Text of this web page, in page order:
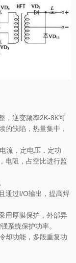
，逆变频率2K-8K可
的缺陷，热量集中，
流，定电压，定功
电阻，占空比进行监
通过I/O输出，提高焊
用厚膜保护，外部异
系统保护功率。
却功能，多段重复功